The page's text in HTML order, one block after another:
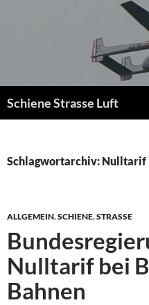
Schiene Strasse Luft
Schlagwortarchiv: Nulltarif
ALLGEMEIN,SCHIENE,STRASSE
Nulltarif bei
Bahnen